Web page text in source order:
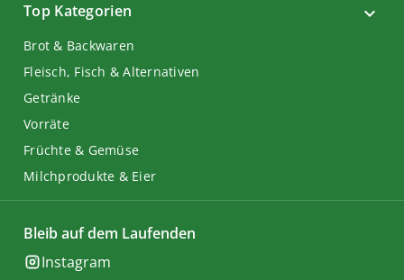
Top Kategorien
Brot & Backwaren
Fleisch, Fisch & Alternativen
Getränke
Vorräte
Früchte & Gemüse
Milchprodukte & Eier
Bleib auf dem Laufenden
Instagram